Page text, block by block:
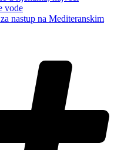
vode
nastup na Mediteranskim